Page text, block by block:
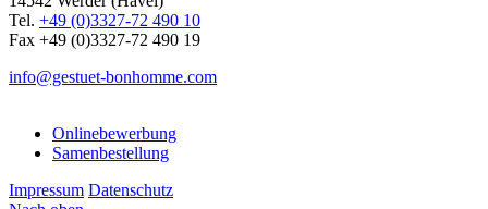
Tel. +49 (0)3327-72 490 10
Fax +49 (0)3327-72 490 19
info@gestuet-bonhomme.com
Onlinebewerbung
Samenbestellung
Impressum Datenschutz